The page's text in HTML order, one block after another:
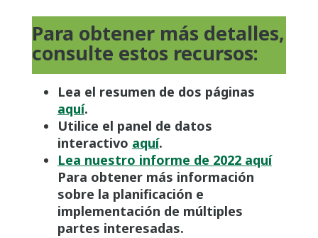
Para obtener más detalles,
consulte estos recursos:
Lea el resumen de dos páginas
aquí.
Utilice el panel de datos
interactivo aquí.
Lea nuestro informe de 2022 aquí
Para obtener más información
sobre la planificación e
implementación de múltiples
partes interesadas.